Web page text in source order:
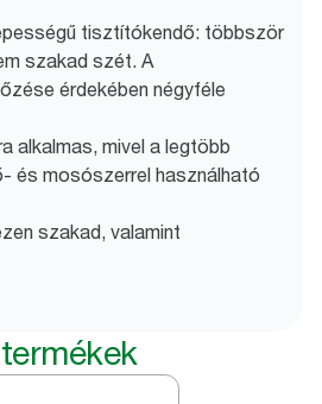
tisztítókendő: többször
szakad szét. A
érdekében négyféle
alkalmas, mivel a legtöbb
és mosószerrel használható
szakad, valamint